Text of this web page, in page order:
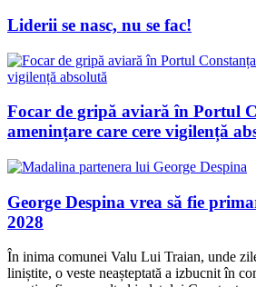
Liderii se nasc, nu se fac!
Focar de gripă aviară în Portul
amenințare care cere vigilență
George Despina vrea să fie
2028
În inima comunei Valu Lui Traian, unde
liniștite, o veste neașteptată a izbucnit în